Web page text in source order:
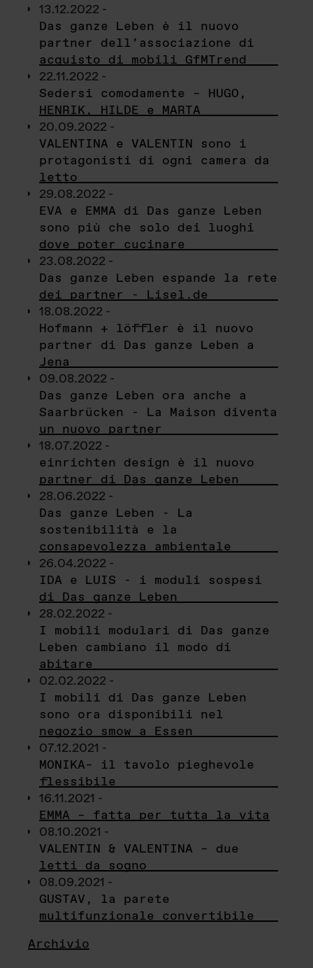
13.12.2022 -
Das ganze Leben è il nuovo
partner dell’associazione di
acquisto di mobili GfMTrend
22.11.2022 -
Sedersi comodamente – HUGO,
HENRIK, HILDE e MARTA
20.09.2022 -
VALENTINA e VALENTIN sono i
protagonisti di ogni camera da
letto
29.08.2022 -
EVA e EMMA di Das ganze Leben
sono più che solo dei luoghi
dove poter cucinare
23.08.2022 -
Das ganze Leben espande la rete
dei partner - Lisel.de
18.08.2022 -
Hofmann + löffler è il nuovo
partner di Das ganze Leben a
Jena
09.08.2022 -
Das ganze Leben ora anche a
Saarbrücken - La Maison diventa
un nuovo partner
18.07.2022 -
einrichten design è il nuovo
partner di Das ganze Leben
28.06.2022 -
Das ganze Leben - La
sostenibilità e la
consapevolezza ambientale
26.04.2022 -
IDA e LUIS - i moduli sospesi
di Das ganze Leben
28.02.2022 -
I mobili modulari di Das ganze
Leben cambiano il modo di
abitare
02.02.2022 -
I mobili di Das ganze Leben
sono ora disponibili nel
negozio smow a Essen
07.12.2021 -
MONIKA– il tavolo pieghevole
flessibile
16.11.2021 -
EMMA – fatta per tutta la vita
08.10.2021 -
VALENTIN & VALENTINA – due
letti da sogno
08.09.2021 -
GUSTAV, la parete
multifunzionale convertibile
Archivio